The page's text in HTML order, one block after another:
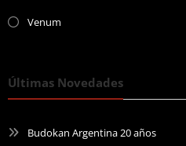
Venum
Últimas Novedades
Budokan Argentina 20 años